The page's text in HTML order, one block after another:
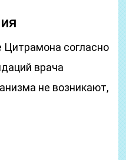
Цитрамона согласно
врача
не возникают,